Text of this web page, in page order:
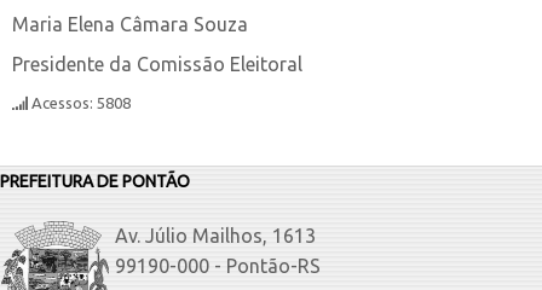
Maria Elena Câmara Souza
Presidente da Comissão Eleitoral
Acessos: 5808
PREFEITURA DE PONTÃO
Av. Júlio Mailhos, 1613
99190-000 - Pontão-RS